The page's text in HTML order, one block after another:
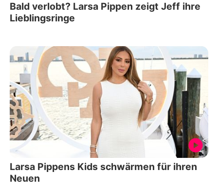
Bald verlobt? Larsa Pippen zeigt Jeff ihre
Lieblingsringe
Larsa Pippens Kids schwärmen für ihren
Neuen